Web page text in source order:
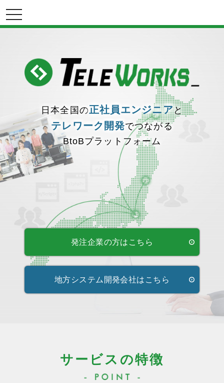
toggle
navigation
日本全国の正社員エンジニアと
テレワーク開発でつながる
BtoBプラットフォーム
発注企業の方はこちら
地方システム開発会社はこちら
サービスの特徴